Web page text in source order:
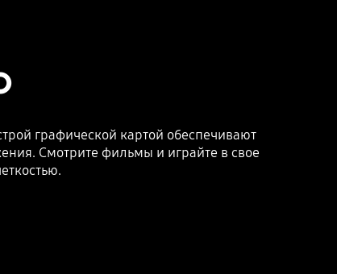
графической картой обеспечивают
Смотрите фильмы и играйте в свое